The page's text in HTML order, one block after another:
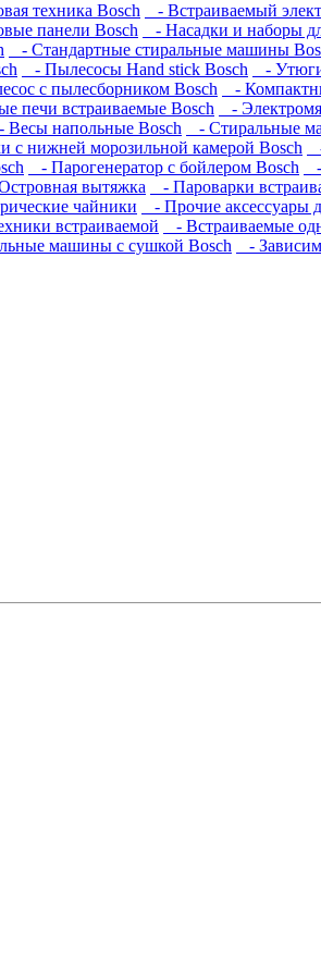
техника Bosch - Встраиваемый
панели Bosch - Насадки и наборы
- Стандартные стиральные машины
- Пылесосы Hand stick Bosch -
с пылесборником Bosch -
печи встраиваемые Bosch -
Весы напольные Bosch - Стиральные
с нижней морозильной камерой Bosch
- Парогенератор с бойлером Bosch
вытяжка - Пароварки
чайники - Прочие аксессуары
встраиваемой - Встраиваемые
машины с сушкой Bosch -